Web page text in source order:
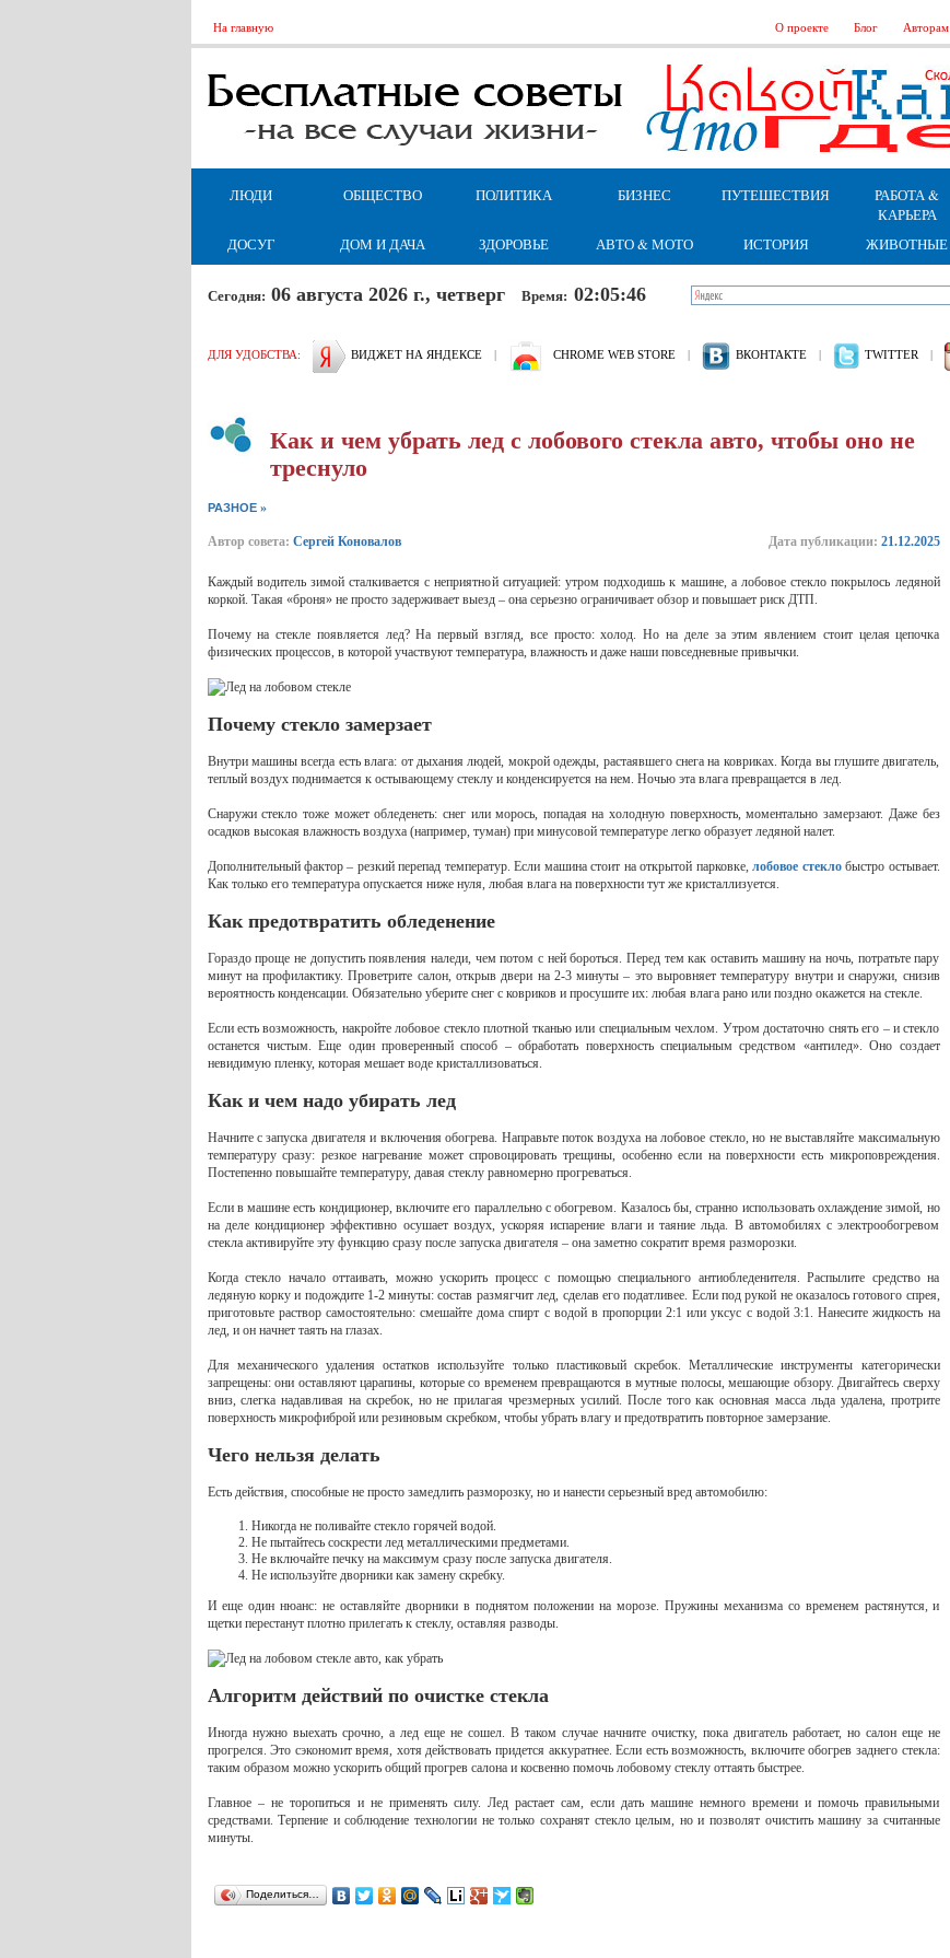
На главную О проекте Блог Авторам
ЛЮДИ ОБЩЕСТВО ПОЛИТИКА БИЗНЕС ПУТЕШЕСТВИЯ
РАБОТА &
КАРЬЕРА
ДОСУГ
ДОМ И ДАЧА ЗДОРОВЬЕ АВТО & МОТО ИСТОРИЯ ЖИВОТНЫЕ
Сегодня: 06 августа 2026 г., четверг Время: 02:05:47
ДЛЯ УДОБСТВА: ВИДЖЕТ НА ЯНДЕКСЕ | CHROME WEB STORE | ВКОНТАКТЕ | TWITTER |
Как и чем убрать лед с лобового стекла авто, чтобы оно не
треснуло
РАЗНОЕ»
Автор совета: Сергей Коновалов Дата публикации: 21.12.2025
Каждый водитель зимой сталкивается с неприятной ситуацией: утром подходишь к машине, а лобовое стекло покрылось ледяной
коркой. Такая «броня» не просто задерживает выезд – она серьезно ограничивает обзор и повышает риск ДТП.
Почему на стекле появляется лед? На первый взгляд, все просто: холод. Но на деле за этим явлением стоит целая цепочка
физических процессов, в которой участвуют температура, влажность и даже наши повседневные привычки.
Почему стекло замерзает
Внутри машины всегда есть влага: от дыхания людей, мокрой одежды, растаявшего снега на ковриках. Когда вы глушите двигатель,
теплый воздух поднимается к остывающему стеклу и конденсируется на нем. Ночью эта влага превращается в лед.
Снаружи стекло тоже может обледенеть: снег или морось, попадая на холодную поверхность, моментально замерзают. Даже без
осадков высокая влажность воздуха (например, туман) при минусовой температуре легко образует ледяной налет.
Дополнительный фактор – резкий перепад температур. Если машина стоит на открытой парковке,лобовое стеклобыстро остывает.
Как только его температура опускается ниже нуля, любая влага на поверхности тут же кристаллизуется.
Как предотвратить обледенение
Гораздо проще не допустить появления наледи, чем потом с ней бороться. Перед тем как оставить машину на ночь, потратьте пару
минут на профилактику. Проветрите салон, открыв двери на 2-3 минуты – это выровняет температуру внутри и снаружи, снизив
вероятность конденсации. Обязательно уберите снег с ковриков и просушите их: любая влага рано или поздно окажется на стекле.
Если есть возможность, накройте лобовое стекло плотной тканью или специальным чехлом. Утром достаточно снять его – и стекло
останется чистым. Еще один проверенный способ – обработать поверхность специальным средством «антилед». Оно создает
невидимую пленку, которая мешает воде кристаллизоваться.
Как и чем надо убирать лед
Начните с запуска двигателя и включения обогрева. Направьте поток воздуха на лобовое стекло, но не выставляйте максимальную
температуру сразу: резкое нагревание может спровоцировать трещины, особенно если на поверхности есть микроповреждения.
Постепенно повышайте температуру, давая стеклу равномерно прогреваться.
Если в машине есть кондиционер, включите его параллельно с обогревом. Казалось бы, странно использовать охлаждение зимой, но
на деле кондиционер эффективно осушает воздух, ускоряя испарение влаги и таяние льда. В автомобилях с электрообогревом
стекла активируйте эту функцию сразу после запуска двигателя – она заметно сократит время разморозки.
Когда стекло начало оттаивать, можно ускорить процесс с помощью специального антиобледенителя. Распылите средство на
ледяную корку и подождите 1-2 минуты: состав размягчит лед, сделав его податливее. Если под рукой не оказалось готового спрея,
приготовьте раствор самостоятельно: смешайте дома спирт с водой в пропорции 2:1 или уксус с водой 3:1. Нанесите жидкость на
лед, и он начнет таять на глазах.
Для механического удаления остатков используйте только пластиковый скребок. Металлические инструменты категорически
запрещены: они оставляют царапины, которые со временем превращаются в мутные полосы, мешающие обзору. Двигайтесь сверху
вниз, слегка надавливая на скребок, но не прилагая чрезмерных усилий. После того как основная масса льда удалена, протрите
поверхность микрофиброй или резиновым скребком, чтобы убрать влагу и предотвратить повторное замерзание.
Чего нельзя делать
Есть действия, способные не просто замедлить разморозку, но и нанести серьезный вред автомобилю:
Никогда не поливайте стекло горячей водой.
Не пытайтесь соскрести лед металлическими предметами.
Не включайте печку на максимум сразу после запуска двигателя.
Не используйте дворники как замену скребку.
И еще один нюанс: не оставляйте дворники в поднятом положении на морозе. Пружины механизма со временем растянутся, и
щетки перестанут плотно прилегать к стеклу, оставляя разводы.
Алгоритм действий по очистке стекла
Иногда нужно выехать срочно, а лед еще не сошел. В таком случае начните очистку, пока двигатель работает, но салон еще не
прогрелся. Это сэкономит время, хотя действовать придется аккуратнее. Если есть возможность, включите обогрев заднего стекла:
таким образом можно ускорить общий прогрев салона и косвенно помочь лобовому стеклу оттаять быстрее.
Главное – не торопиться и не применять силу. Лед растает сам, если дать машине немного времени и помочь правильными
средствами. Терпение и соблюдение технологии не только сохранят стекло целым, но и позволят очистить машину за считанные
минуты.
Поделиться…